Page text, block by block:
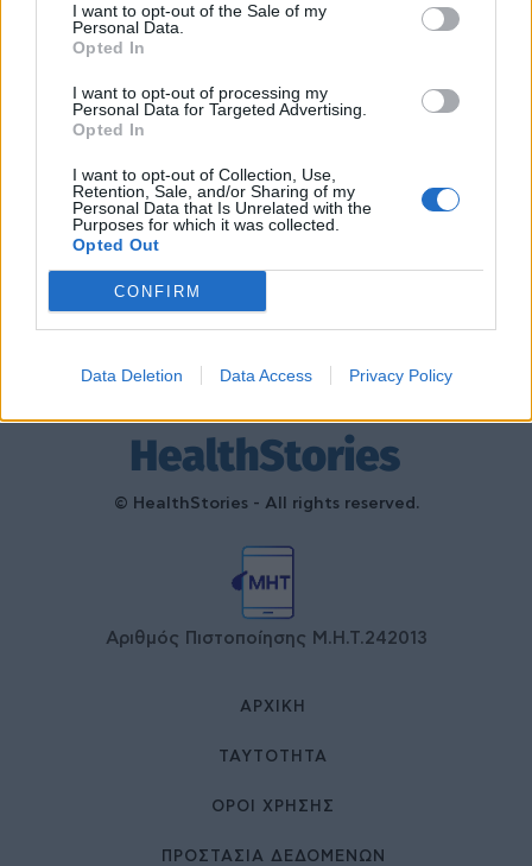
I want to opt-out of the Sale of my
Personal Data.
Opted In
I want to opt-out of processing my
Personal Data for Targeted Advertising.
Opted In
I want to opt-out of Collection, Use,
Retention, Sale, and/or Sharing of my
Personal Data that Is Unrelated with the
Purposes for which it was collected.
Opted Out
CONFIRM
Data Deletion Data Access Privacy Policy
Ωρίων – Σπάνια νοσήματα
συνδέονται με μνημεία που
διαμόρφωσαν την ιστορία και το
27 Φεβρουαρίου 2026
Γεωργιάδης: Πολλαπλά οφέλη από
τη συνεργασία δημοσίου και
ιδιωτικού τομέα
27 Φεβρουαρίου 2026
© HealthStories - All rights reserved.
Αριθμός Πιστοποίησης Μ.Η.Τ.242013
ΑΡΧΙΚΉ
ΤΑΥΤΌΤΗΤΑ
ΌΡΟΙ ΧΡΉΣΗΣ
ΠΡΟΣΤΑΣΙΑ ΔΕΔΟΜΕΝΩΝ